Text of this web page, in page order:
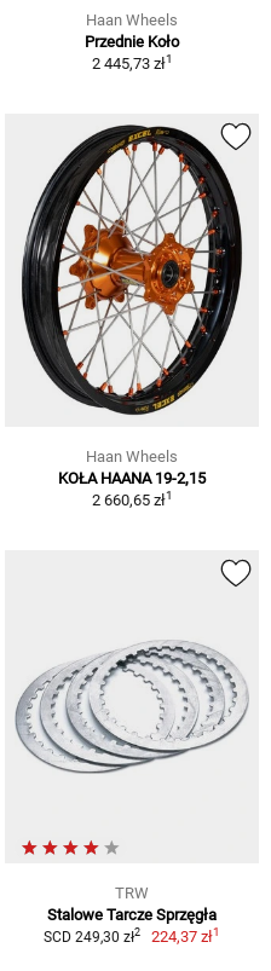
Haan Wheels
Przednie Koło
2 445,73 zł1
Haan Wheels
KOŁA HAANA 19-2,15
2 660,65 zł1
TRW
Stalowe Tarcze Sprzęgła
SCD 249,30 zł2 224,37 zł1